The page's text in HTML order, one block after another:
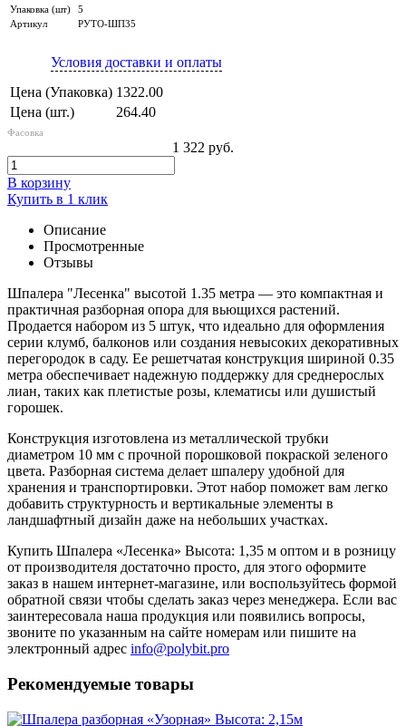
Упаковка (шт)
5
Артикул
РУТО-ШП35
Условия доставки и оплаты
Цена (Упаковка) 1322.00
Цена (шт.)
264.40
Фасовка
1 322 руб.
В корзину
Купить в 1 клик
Описание
Просмотренные
Отзывы
Шпалера "Лесенка" высотой 1.35 метра — это компактная и
практичная разборная опора для вьющихся растений.
Продается набором из 5 штук, что идеально для оформления
серии клумб, балконов или создания невысоких декоративных
перегородок в саду. Ее решетчатая конструкция шириной 0.35
метра обеспечивает надежную поддержку для среднерослых
лиан, таких как плетистые розы, клематисы или душистый
горошек.
Конструкция изготовлена из металлической трубки
диаметром 10 мм с прочной порошковой покраской зеленого
цвета. Разборная система делает шпалеру удобной для
хранения и транспортировки. Этот набор поможет вам легко
добавить структурность и вертикальные элементы в
ландшафтный дизайн даже на небольших участках.
Купить Шпалера «Лесенка» Высота: 1,35 м оптом и в розницу
от производителя достаточно просто, для этого оформите
заказ в нашем интернет-магазине, или воспользуйтесь формой
обратной связи чтобы сделать заказ через менеджера. Если вас
заинтересовала наша продукция или появились вопросы,
звоните по указанным на сайте номерам или пишите на
электронный адрес info@polybit.pro
Рекомендуемые товары